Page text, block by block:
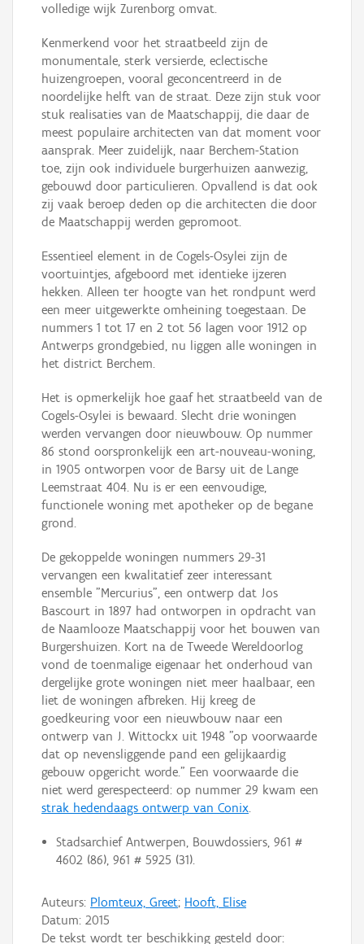
volledige wijk Zurenborg omvat.
Kenmerkend voor het straatbeeld zijn de
monumentale, sterk versierde, eclectische
huizengroepen, vooral geconcentreerd in de
noordelijke helft van de straat. Deze zijn stuk voor
stuk realisaties van de Maatschappij, die daar de
meest populaire architecten van dat moment voor
aansprak. Meer zuidelijk, naar Berchem-Station
toe, zijn ook individuele burgerhuizen aanwezig,
gebouwd door particulieren. Opvallend is dat ook
zij vaak beroep deden op die architecten die door
de Maatschappij werden gepromoot.
Essentieel element in de Cogels-Osylei zijn de
voortuintjes, afgeboord met identieke ijzeren
hekken. Alleen ter hoogte van het rondpunt werd
een meer uitgewerkte omheining toegestaan. De
nummers 1 tot 17 en 2 tot 56 lagen voor 1912 op
Antwerps grondgebied, nu liggen alle woningen in
het district Berchem.
Het is opmerkelijk hoe gaaf het straatbeeld van de
Cogels-Osylei is bewaard. Slecht drie woningen
werden vervangen door nieuwbouw. Op nummer
86 stond oorspronkelijk een art-nouveau-woning,
in 1905 ontworpen voor de Barsy uit de Lange
Leemstraat 404. Nu is er een eenvoudige,
functionele woning met apotheker op de begane
grond.
De gekoppelde woningen nummers 29-31
vervangen een kwalitatief zeer interessant
ensemble "Mercurius", een ontwerp dat Jos
Bascourt in 1897 had ontworpen in opdracht van
de Naamlooze Maatschappij voor het bouwen van
Burgershuizen. Kort na de Tweede Wereldoorlog
vond de toenmalige eigenaar het onderhoud van
dergelijke grote woningen niet meer haalbaar, een
liet de woningen afbreken. Hij kreeg de
goedkeuring voor een nieuwbouw naar een
ontwerp van J. Wittockx uit 1948 "op voorwaarde
dat op nevensliggende pand een gelijkaardig
gebouw opgericht worde." Een voorwaarde die
niet werd gerespecteerd: op nummer 29 kwam een
strak hedendaags ontwerp van Conix.
Stadsarchief Antwerpen, Bouwdossiers, 961 #
4602 (86), 961 # 5925 (31).
Auteurs: Plomteux, Greet; Hooft, Elise
Datum: 2015
De tekst wordt ter beschikking gesteld door: